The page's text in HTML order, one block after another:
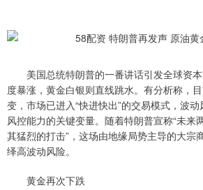
美国总统特朗普的一番讲话引发全球资本
度暴涨，黄金白银则直线跳水。有分析称，
变，市场已进入“快进快出”的交易模式，波
风控能力的关键变量。随着特朗普宣称“未来
其猛烈的打击”，这场由地缘局势主导的大宗
绎高波动风险。
黄金再次下跌